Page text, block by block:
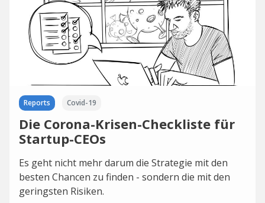
Reports Covid-19
Die Corona-Krisen-Checkliste für
Startup-CEOs
Es geht nicht mehr darum die Strategie mit den
besten Chancen zu finden - sondern die mit den
geringsten Risiken.